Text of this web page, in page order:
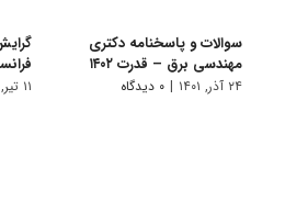
سوالات و پاسخنامه دکتری
مهندسی برق – قدرت ۱۴۰۲
۲۴ آذر, ۱۴۰۱ | ۰ دیدگاه ۱۱ تیر, ۱۴۰۱